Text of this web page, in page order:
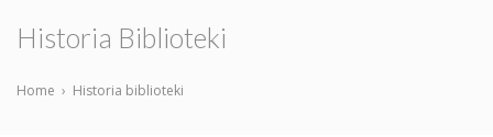
Historia Biblioteki
Home › Historia biblioteki